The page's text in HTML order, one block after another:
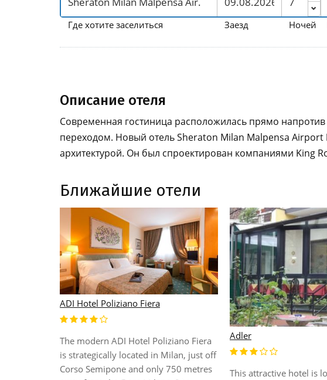
Где хотите заселиться Заезд Ночей
Описание отеля
Современная гостиница расположилась прямо
переходом. Новый отель Sheraton Milan Malpensa
архитектурой. Он был спроектирован компаниями King
Ближайшие отели
AC Hotel Milano by Marriott
Acca Palace
The hotel is located in a
position, a few km from